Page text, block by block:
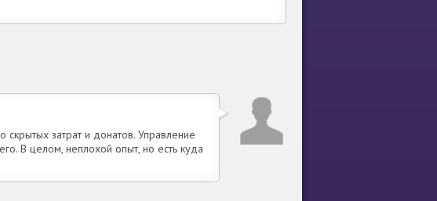
затрат и донатов. Управление
В целом, неплохой опыт, но есть куда